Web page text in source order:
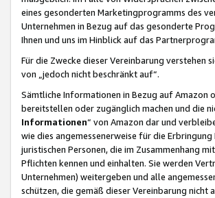
eines gesonderten Marketingprogramms des
Unternehmen in Bezug auf das gesonderte
Ihnen und uns im Hinblick auf das
Für die Zwecke dieser Vereinbarung verstehen
von „jedoch nicht beschränkt auf“.
Sämtliche Informationen in Bezug auf Amazon
bereitstellen oder zugänglich machen und die
Informationen“ von Amazon dar und
wie dies angemessenerweise für die
juristischen Personen, die im Zusammenhang
Pflichten kennen und einhalten. Sie werden
Unternehmen) weitergeben und alle
schützen, die gemäß dieser Vereinbarung nicht